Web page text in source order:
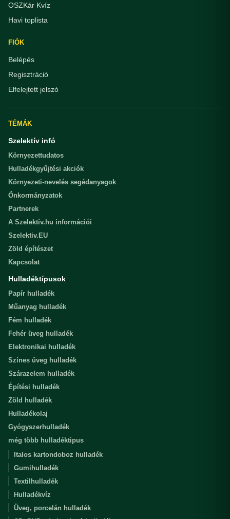
OSZKár Kvíz
Havi toplista
FIÓK
Belépés
Regisztráció
Elfelejtett jelszó
TÉMÁK
Szelektív infó
Környezettudatos
Hulladékgyűjtési akciók
Környezeti-nevelés segédanyagok
Önkormányzatok
Partnerek
A Szelektív.hu információi
Szelektiv.EU
Zöld építészet
Kapcsolat
Hulladéktípusok
Papír hulladék
Műanyag hulladék
Fém hulladék
Fehér üveg hulladék
Elektronikai hulladék
Színes üveg hulladék
Szárazelem hulladék
Építési hulladék
Zöld hulladék
Hulladékolaj
Gyógyszerhulladék
még több hulladéktipus
Italos kartondoboz hulladék
Gumihulladék
Textilhulladék
Hulladékvíz
Üveg, porcelán hulladék